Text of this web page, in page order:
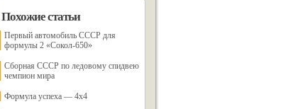
Похожие статьи
Первый автомобиль СССР для
формулы 2 «Сокол-650»
Сборная СССР по ледовому спидвею
чемпион мира
Формула успеха — 4х4